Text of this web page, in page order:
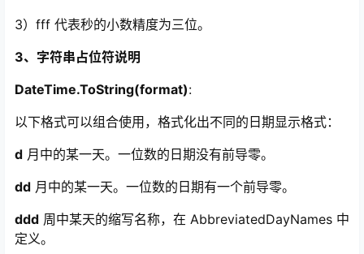
3）fff 代表秒的小数精度为三位。
3、字符串占位符说明
DateTime.ToString(format):
以下格式可以组合使用，格式化出不同的日期显示格式：
d 月中的某一天。一位数的日期没有前导零。
dd 月中的某一天。一位数的日期有一个前导零。
ddd 周中某天的缩写名称，在 AbbreviatedDayNames 中
定义。